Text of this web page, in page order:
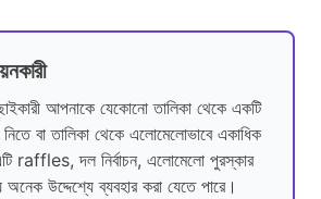
আপনাকে যেকোনো তালিকা থেকে একটি
বা তালিকা থেকে এলোমেলোভাবে একাধিক
raffles, দল নির্বাচন, এলোমেলো পুরস্কার
উদ্দেশ্যে ব্যবহার করা যেতে পারে।